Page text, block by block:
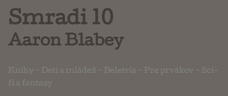
Smradi 10
Aaron Blabey
Knihy - Deti a mládež - Beletria - Pre prvákov - Sci-
fi a fantasy